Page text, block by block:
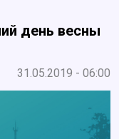
день весны
31.05.2019 - 06:00